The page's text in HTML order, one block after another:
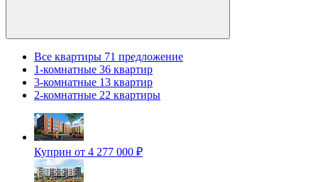
Все квартиры 71 предложение
1-комнатные 36 квартир
3-комнатные 13 квартир
2-комнатные 22 квартиры
Куприн от 4 277 000 ₽